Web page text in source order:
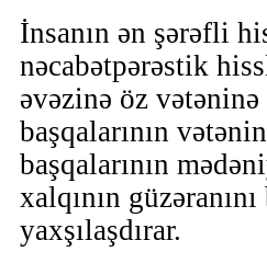
İnsanın ən şərəfli
nəcabətpərəstik
əvəzinə öz
başqalarının
başqalarının
xalqının
yaxşılaşdırar.